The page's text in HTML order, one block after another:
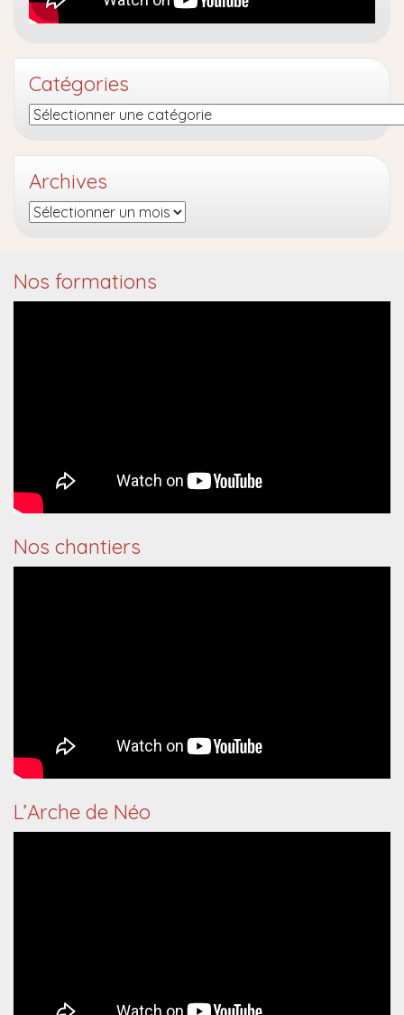
Catégories
Catégories
Archives
Archives
Nos formations
Nos chantiers
L’Arche de Néo